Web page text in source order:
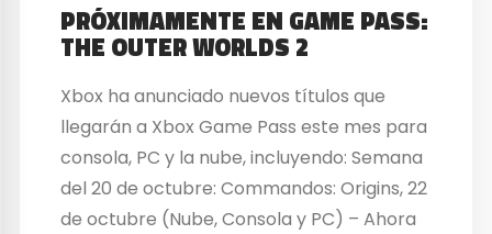
PRÓXIMAMENTE EN GAME PASS:
THE OUTER WORLDS 2
Xbox ha anunciado nuevos títulos que
llegarán a Xbox Game Pass este mes para
consola, PC y la nube, incluyendo: Semana
del 20 de octubre: Commandos: Origins, 22
de octubre (Nube, Consola y PC) – Ahora